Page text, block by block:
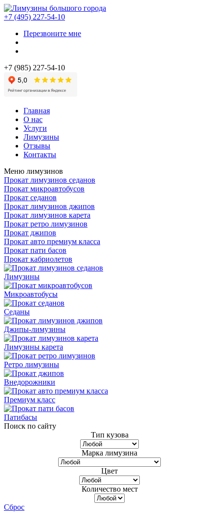
+7 (495) 227-54-10
Перезвоните мне
+7 (985) 227-54-10
Главная
О нас
Услуги
Лимузины
Отзывы
Контакты
Меню лимузинов
Прокат лимузинов седанов
Прокат микроавтобусов
Прокат седанов
Прокат лимузинов джипов
Прокат лимузинов карета
Прокат ретро лимузинов
Прокат джипов
Прокат авто премиум класса
Прокат пати басов
Прокат кабриолетов
Лимузины
Микроавтобусы
Седаны
Джипы-лимузины
Лимузины карета
Ретро лимузины
Внедорожники
Премиум класс
Патибасы
Поиск по сайту
Тип кузова
Марка лимузина
Цвет
Количество мест
Сброс